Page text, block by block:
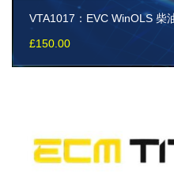
VTA1017：EVC WinOLS 柴
£150.00